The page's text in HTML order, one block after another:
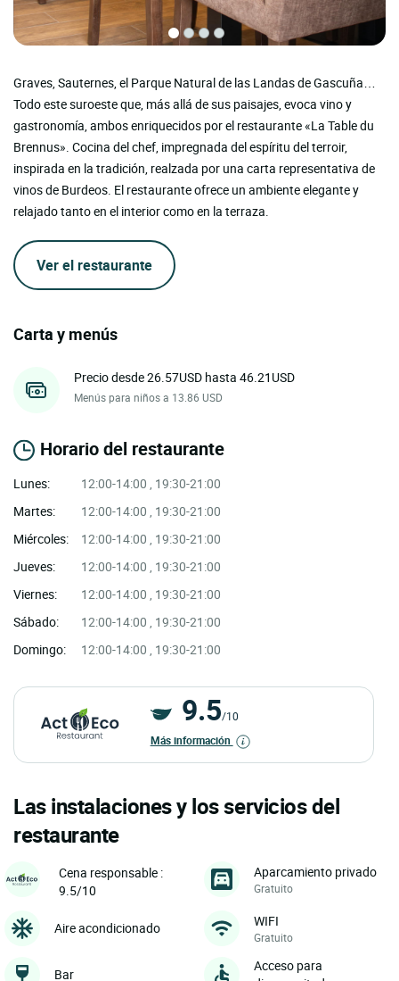
Graves, Sauternes, el Parque Natural de las Landas de Gascuña…
Todo este suroeste que, más allá de sus paisajes, evoca vino y
gastronomía, ambos enriquecidos por el restaurante «La Table du
Brennus». Cocina del chef, impregnada del espíritu del terroir,
inspirada en la tradición, realzada por una carta representativa de
vinos de Burdeos. El restaurante ofrece un ambiente elegante y
relajado tanto en el interior como en la terraza.
Ver el restaurante
Carta y menús
Precio desde 26.57USD hasta 46.21USD
Menús para niños a 13.86 USD
Horario del restaurante
Lunes:
12:00-14:00 , 19:30-21:00
Martes:
12:00-14:00 , 19:30-21:00
Miércoles:
12:00-14:00 , 19:30-21:00
Jueves:
12:00-14:00 , 19:30-21:00
Viernes:
12:00-14:00 , 19:30-21:00
Sábado:
12:00-14:00 , 19:30-21:00
Domingo:
12:00-14:00 , 19:30-21:00
9.5/10
Más información
Las instalaciones y los servicios del
restaurante
Cena responsable :
9.5/10
Aparcamiento privado
Gratuito
Aire acondicionado WIFI
Gratuito
Bar
Acceso para